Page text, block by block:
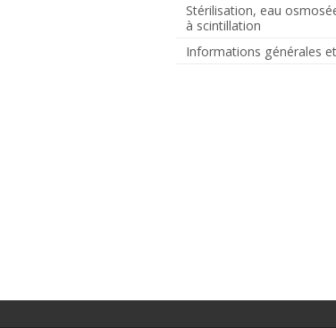
Stérilisation, eau
à scintillation
Informations générales